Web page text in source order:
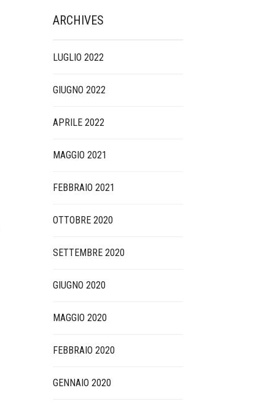
ARCHIVES
LUGLIO 2022
GIUGNO 2022
APRILE 2022
MAGGIO 2021
FEBBRAIO 2021
OTTOBRE 2020
SETTEMBRE 2020
GIUGNO 2020
MAGGIO 2020
FEBBRAIO 2020
GENNAIO 2020